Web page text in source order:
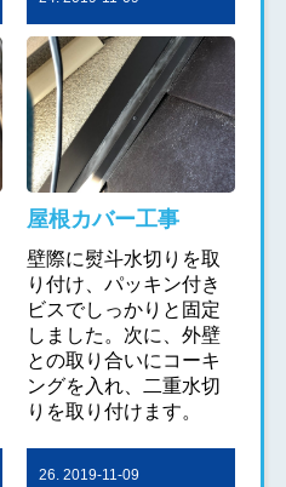
屋根カバー工事
壁際に熨斗水切りを取
り付け、パッキン付き
ビスでしっかりと固定
しました。次に、外壁
との取り合いにコーキ
ングを入れ、二重水切
りを取り付けます。
26. 2019-11-09